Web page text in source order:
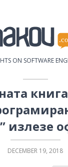
ON SOFTWARE
излезе
DECEMBER 19, 2018